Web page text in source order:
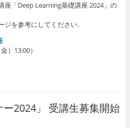
座「Deep Learning基礎講座 2024」の
ジを参考にしてください.
）13:00）
ー2024」 受講生募集開始